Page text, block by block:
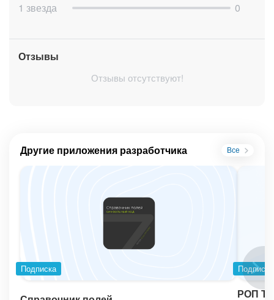
1 звезда
0
Отзывы
Отзывы отсутствуют!
Другие приложения разработчика Все
Подписка Подписка
РОП